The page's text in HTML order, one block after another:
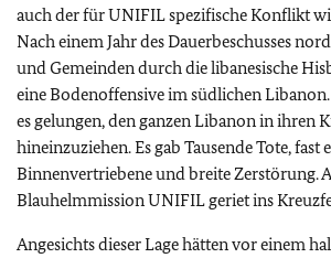
auch der für UNIFIL spezifische Konflikt
Nach einem Jahr des Dauerbeschusses
und Gemeinden durch die libanesische
eine Bodenoffensive im südlichen
es gelungen, den ganzen Libanon in ihren
hineinzuziehen. Es gab Tausende Tote, fast
Binnenvertriebene und breite Zerstörung.
Blauhelmmission UNIFIL geriet ins
Angesichts dieser Lage hätten vor einem